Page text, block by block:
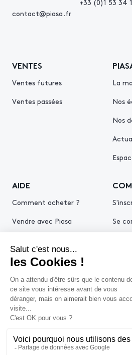
+33 (0)1 53 34
contact@piasa.fr
VENTES
Ventes futures
Ventes passées
La
Nos
Nos
AIDE
Comment acheter ?
Vendre avec Piasa
Se
Politiques de confidentialité
Conditions générales